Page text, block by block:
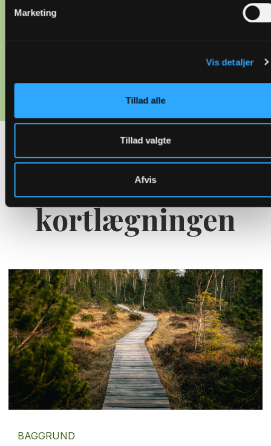
Marketing
Vis detaljer
Tillad alle
Tillad valgte
Afvis
Vil du gerne med endnu længere ind i maskinrummet,
Du finder baggrundsrapporten
her.
Hvis du vil vide mere
Baggrund for
kortlægningen
BAGGRUND